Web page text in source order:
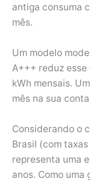
antiga consuma
mês.
Um modelo
A+++ reduz
kWh mensais.
mês na sua
Considerando o
Brasil (com
representa uma
anos. Como uma